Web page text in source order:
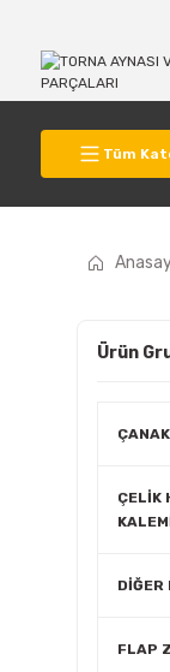
Tüm
Ürün
ÇELİK
DİĞER
FLAP